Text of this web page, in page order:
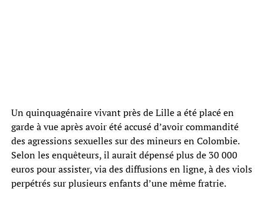
Un quinquagénaire vivant près de Lille a été placé en
garde à vue après avoir été accusé d’avoir commandité
des agressions sexuelles sur des mineurs en Colombie.
Selon les enquêteurs, il aurait dépensé plus de 30 000
euros pour assister, via des diffusions en ligne, à des viols
perpétrés sur plusieurs enfants d’une même fratrie.